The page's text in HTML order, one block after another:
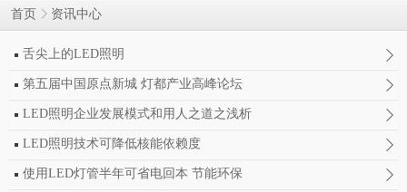
首页 资讯中心
舌尖上的LED照明
第五届中国原点新城 灯都产业高峰论坛
LED照明企业发展模式和用人之道之浅析
LED照明技术可降低核能依赖度
使用LED灯管半年可省电回本 节能环保